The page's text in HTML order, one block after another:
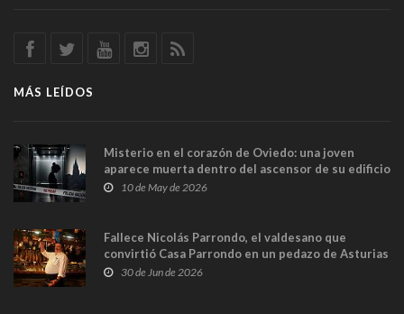
MÁS LEÍDOS
Misterio en el corazón de Oviedo: una joven
aparece muerta dentro del ascensor de su edificio
y las cámaras captan sus últimos minutos
10 de May de 2026
Fallece Nicolás Parrondo, el valdesano que
convirtió Casa Parrondo en un pedazo de Asturias
en Madrid
30 de Jun de 2026